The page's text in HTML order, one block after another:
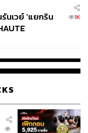
นเวย์ ‘แยกริน
1K